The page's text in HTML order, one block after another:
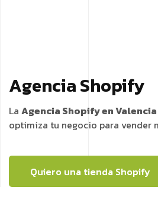
Agencia Shopify
La Agencia Shopify en Valencia
optimiza tu negocio para vender
Quiero una tienda Shopify